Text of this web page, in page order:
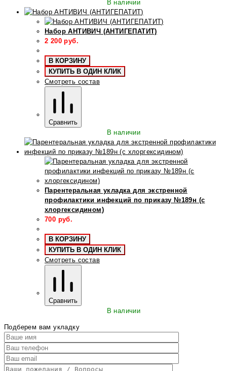
В наличии
Набор АНТИВИЧ (АНТИГЕПАТИТ)
2 200 руб.
В КОРЗИНУ
КУПИТЬ В ОДИН КЛИК
Смотреть состав
Сравнить
В наличии
Парентеральная укладка для экстренной
профилактики инфекций по приказу №189н (с
хлоргексидином)
700 руб.
В КОРЗИНУ
КУПИТЬ В ОДИН КЛИК
Смотреть состав
Сравнить
В наличии
Подберем вам укладку